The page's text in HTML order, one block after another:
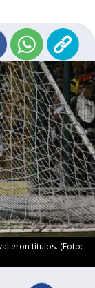
títulos. (Foto: